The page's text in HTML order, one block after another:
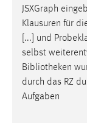
JSXGraph
Klausuren für
[...] und
selbst
Bibliotheken
durch das RZ
Aufgaben
Jahre,
Login
Name:
fe_user,